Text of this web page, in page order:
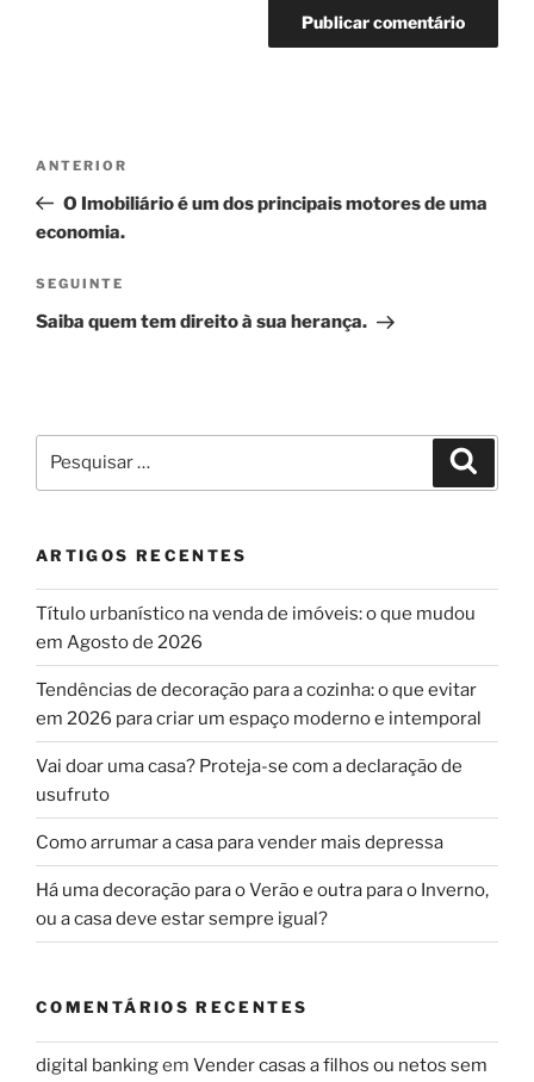
Navegação
artigos
Conteúdo
anterior
ANTERIOR
O Imobiliário é um dos principais motores de uma
economia.
Conteúdo
seguinte
SEGUINTE
Saiba quem tem direito à sua herança.
por:
ARTIGOS RECENTES
Título urbanístico na venda de imóveis: o que mudou
em Agosto de 2026
Tendências de decoração para a cozinha: o que evitar
em 2026 para criar um espaço moderno e intemporal
Vai doar uma casa? Proteja-se com a declaração de
usufruto
Como arrumar a casa para vender mais depressa
Há uma decoração para o Verão e outra para o Inverno,
ou a casa deve estar sempre igual?
COMENTÁRIOS RECENTES
digital bankingem Vender casas a filhos ou netos sem